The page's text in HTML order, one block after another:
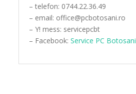
– telefon: 0744.22.36.49
– email: office@pcbotosani.ro
– Y! mess: servicepcbt
– Facebook:Service PC Botosani